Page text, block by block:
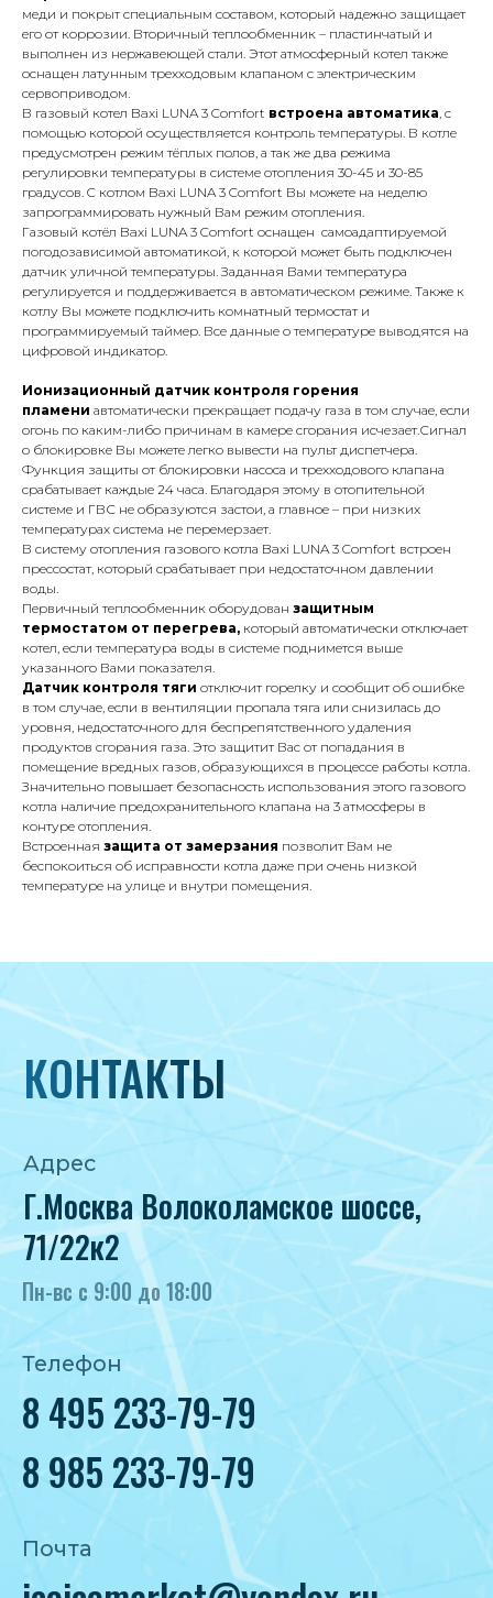
меди и покрыт специальным составом, который надежно защищает
его от коррозии. Вторичный теплообменник – пластинчатый и
выполнен из нержавеющей стали. Этот атмосферный котел также
оснащен латунным трехходовым клапаном с электрическим
сервоприводом.
В газовый котел Baxi LUNA 3 Comfort встроена автоматика, с
помощью которой осуществляется контроль температуры. В котле
предусмотрен режим тёплых полов, а так же два режима
регулировки температуры в системе отопления 30-45 и 30-85
градусов. C котлом Baxi LUNA 3 Comfort Вы можете на неделю
запрограммировать нужный Вам режим отопления.
Газовый котёл Baxi LUNA 3 Comfort оснащен самоадаптируемой
погодозависимой автоматикой, к которой может быть подключен
датчик уличной температуры. Заданная Вами температура
регулируется и поддерживается в автоматическом режиме. Также к
котлу Вы можете подключить комнатный термостат и
программируемый таймер. Все данные о температуре выводятся на
цифровой индикатор.
Ионизационный датчик контроля горения
пламени автоматически прекращает подачу газа в том случае, если
огонь по каким-либо причинам в камере сгорания исчезает.Сигнал
о блокировке Вы можете легко вывести на пульт диспетчера.
Функция защиты от блокировки насоса и трехходового клапана
срабатывает каждые 24 часа. Благодаря этому в отопительной
системе и ГВС не образуются застои, а главное – при низких
температурах система не перемерзает.
В систему отопления газового котла Baxi LUNA 3 Comfort встроен
прессостат, который срабатывает при недостаточном давлении
воды.
Первичный теплообменник оборудован защитным
термостатом от перегрева, который автоматически отключает
котел, если температура воды в системе поднимется выше
указанного Вами показателя.
Датчик контроля тяги отключит горелку и сообщит об ошибке
в том случае, если в вентиляции пропала тяга или снизилась до
уровня, недостаточного для беспрепятственного удаления
продуктов сгорания газа. Это защитит Вас от попадания в
помещение вредных газов, образующихся в процессе работы котла.
Значительно повышает безопасность использования этого газового
котла наличие предохранительного клапана на 3 атмосферы в
контуре отопления.
Встроенная защита от замерзания позволит Вам не
беспокоиться об исправности котла даже при очень низкой
температуре на улице и внутри помещения.
Адрес
Г.Москва Волоколамское шоссе,
71/22к2
Пн-вс с 9:00 до 18:00
Телефон
8 495 233-79-79
Почта
iceicemarket@yandex.ru
8 985 233-79-79
КОНТАКТЫ
Политика конфиденциальности
Согласие на обработку персональных
данных
IceIceMarket © 2025